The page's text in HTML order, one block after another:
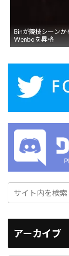
Binが競技シーンか
Wenboを昇格
アーカイブ